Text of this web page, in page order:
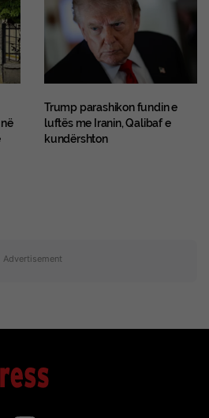
Trump parashikon fundin e
luftës me Iranin, Qalibaf e
kundërshton
Advertisement